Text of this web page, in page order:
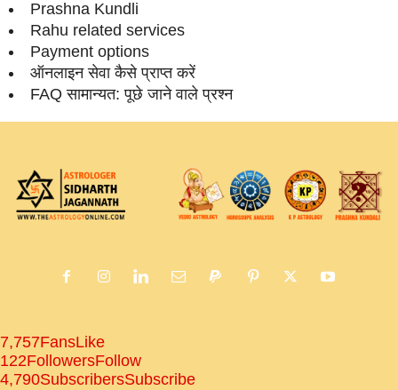
Prashna Kundli
Rahu related services
Payment options
ऑनलाइन सेवा कैसे प्राप्‍त करें
FAQ सामान्‍यत: पूछे जाने वाले प्रश्‍न
7,757FansLike
122FollowersFollow
4,790SubscribersSubscribe